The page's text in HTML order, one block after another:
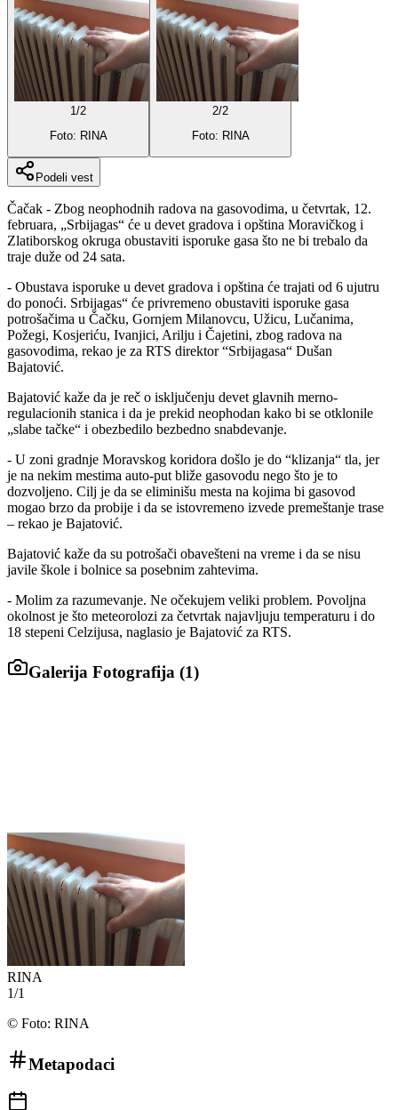
1 /2
Foto: RINA
2/2
Foto: RINA
Podeli vest
Čačak - Zbog neophodnih radova na gasovodima, u četvrtak, 12.
februara, „Srbijagas“ će u devet gradova i opština Moravičkog i
Zlatiborskog okruga obustaviti isporuke gasa što ne bi trebalo da
traje duže od 24 sata.
- Obustava isporuke u devet gradova i opština će trajati od 6 ujutru
do ponoći. Srbijagas“ će privremeno obustaviti isporuke gasa
potrošačima u Čačku, Gornjem Milanovcu, Užicu, Lučanima,
Požegi, Kosjeriću, Ivanjici, Arilju i Čajetini, zbog radova na
gasovodima, rekao je za RTS direktor “Srbijagasa“ Dušan
Bajatović.
Bajatović kaže da je reč o isključenju devet glavnih merno-
regulacionih stanica i da je prekid neophodan kako bi se otklonile
„slabe tačke“ i obezbedilo bezbedno snabdevanje.
- U zoni gradnje Moravskog koridora došlo je do “klizanja“ tla, jer
je na nekim mestima auto-put bliže gasovodu nego što je to
dozvoljeno. Cilj je da se eliminišu mesta na kojima bi gasovod
mogao brzo da probije i da se istovremeno izvede premeštanje trase
– rekao je Bajatović.
Bajatović kaže da su potrošači obavešteni na vreme i da se nisu
javile škole i bolnice sa posebnim zahtevima.
- Molim za razumevanje. Ne očekujem veliki problem. Povoljna
okolnost je što meteorolozi za četvrtak najavljuju temperaturu i do
18 stepeni Celzijusa, naglasio je Bajatović za RTS.
Galerija Fotografija (1)
RINA
1/1
© Foto: RINA
Metapodaci